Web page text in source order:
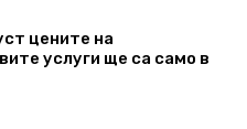
цените на
услуги ще са само в